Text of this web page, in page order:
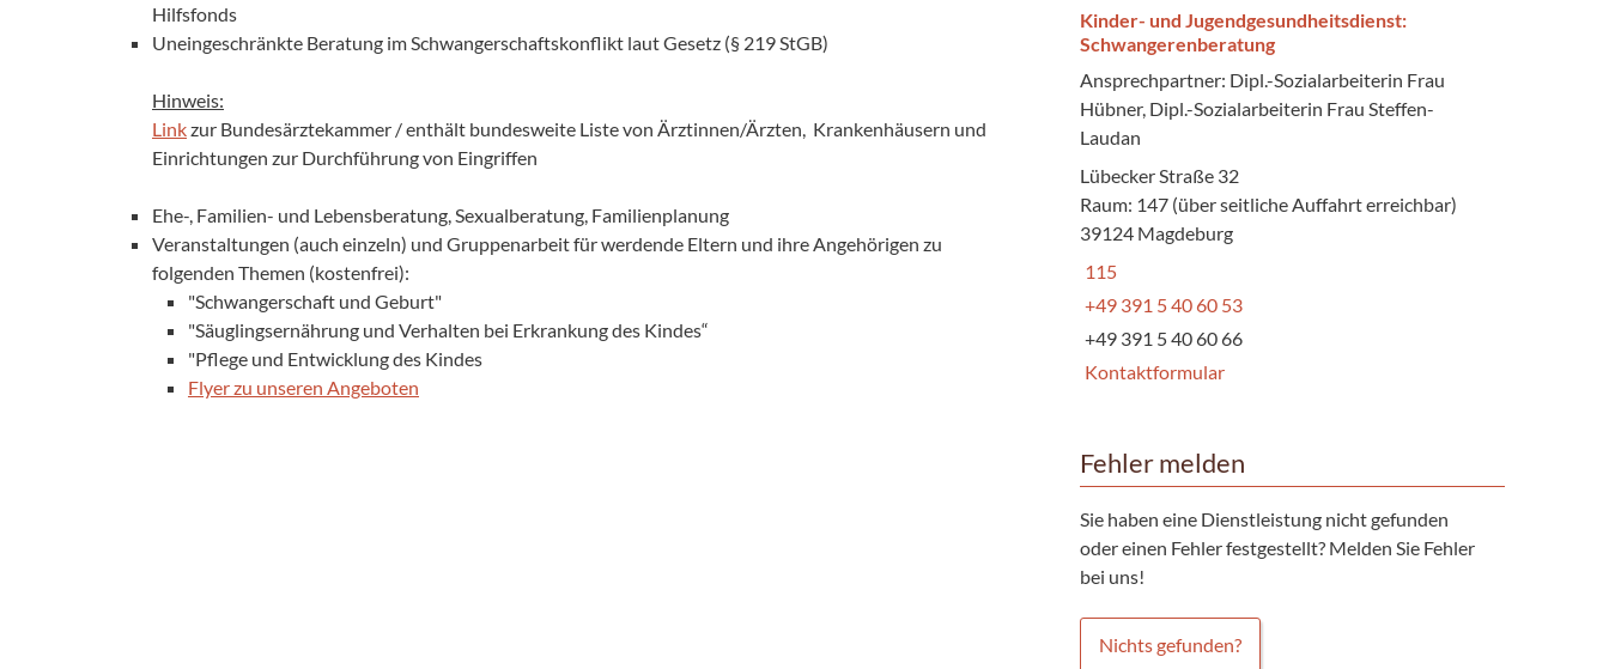
Hilfsfonds
Uneingeschränkte Beratung im Schwangerschaftskonflikt laut Gesetz (§ 219 StGB)
Hinweis:
Linkzur Bundesärztekammer / enthält bundesweite Liste von Ärztinnen/Ärzten, Krankenhäusern und
Einrichtungen zur Durchführung von Eingriffen
Ehe-, Familien- und Lebensberatung, Sexualberatung, Familienplanung
Veranstaltungen (auch einzeln) und Gruppenarbeit für werdende Eltern und ihre Angehörigen zu
folgenden Themen (kostenfrei):
"Schwangerschaft und Geburt"
"Säuglingsernährung und Verhalten bei Erkrankung des Kindes“
"Pflege und Entwicklung des Kindes
Flyer zu unseren Angeboten
Kinder- und Jugendgesundheitsdienst:
Schwangerenberatung
Ansprechpartner: Dipl.-Sozialarbeiterin Frau
Hübner, Dipl.-Sozialarbeiterin Frau Steffen-
Laudan
Lübecker Straße 32
Raum: 147 (über seitliche Auffahrt erreichbar)
39124 Magdeburg
115
+49 391 5 40 60 53
+49 391 5 40 60 66
Kontaktformular
Fehler melden
Sie haben eine Dienstleistung nicht gefunden
oder einen Fehler festgestellt? Melden Sie Fehler
bei uns!
Nichts gefunden?